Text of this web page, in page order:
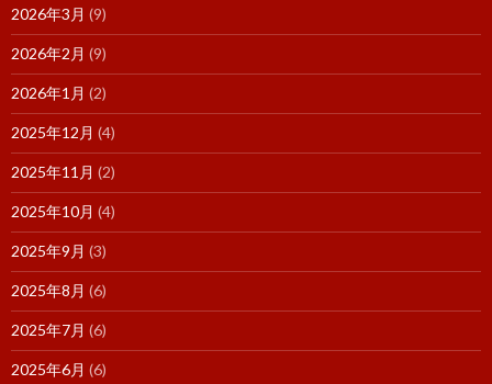
2026年3月 (9)
2026年2月 (9)
2026年1月 (2)
2025年12月 (4)
2025年11月 (2)
2025年10月 (4)
2025年9月 (3)
2025年8月 (6)
2025年7月 (6)
2025年6月 (6)